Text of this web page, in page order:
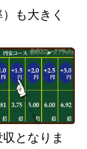
も大きく
となりま